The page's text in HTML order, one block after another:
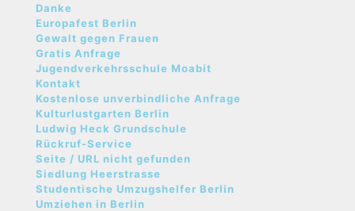
Danke
Europafest Berlin
Gewalt gegen Frauen
Gratis Anfrage
Jugendverkehrsschule Moabit
Kontakt
Kostenlose unverbindliche Anfrage
Kulturlustgarten Berlin
Ludwig Heck Grundschule
Rückruf-Service
Seite / URL nicht gefunden
Siedlung Heerstrasse
Studentische Umzugshelfer Berlin
Umziehen in Berlin